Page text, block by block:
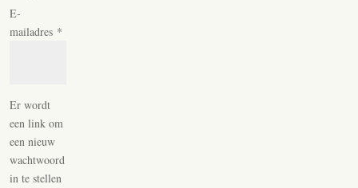
E-
mailadres *
Er wordt
een link om
een nieuw
wachtwoord
in te stellen